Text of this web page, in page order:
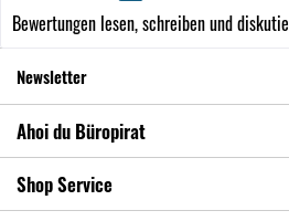
Bewertungen lesen, schreiben und
Newsletter
Ahoi du Büropirat
Shop Service